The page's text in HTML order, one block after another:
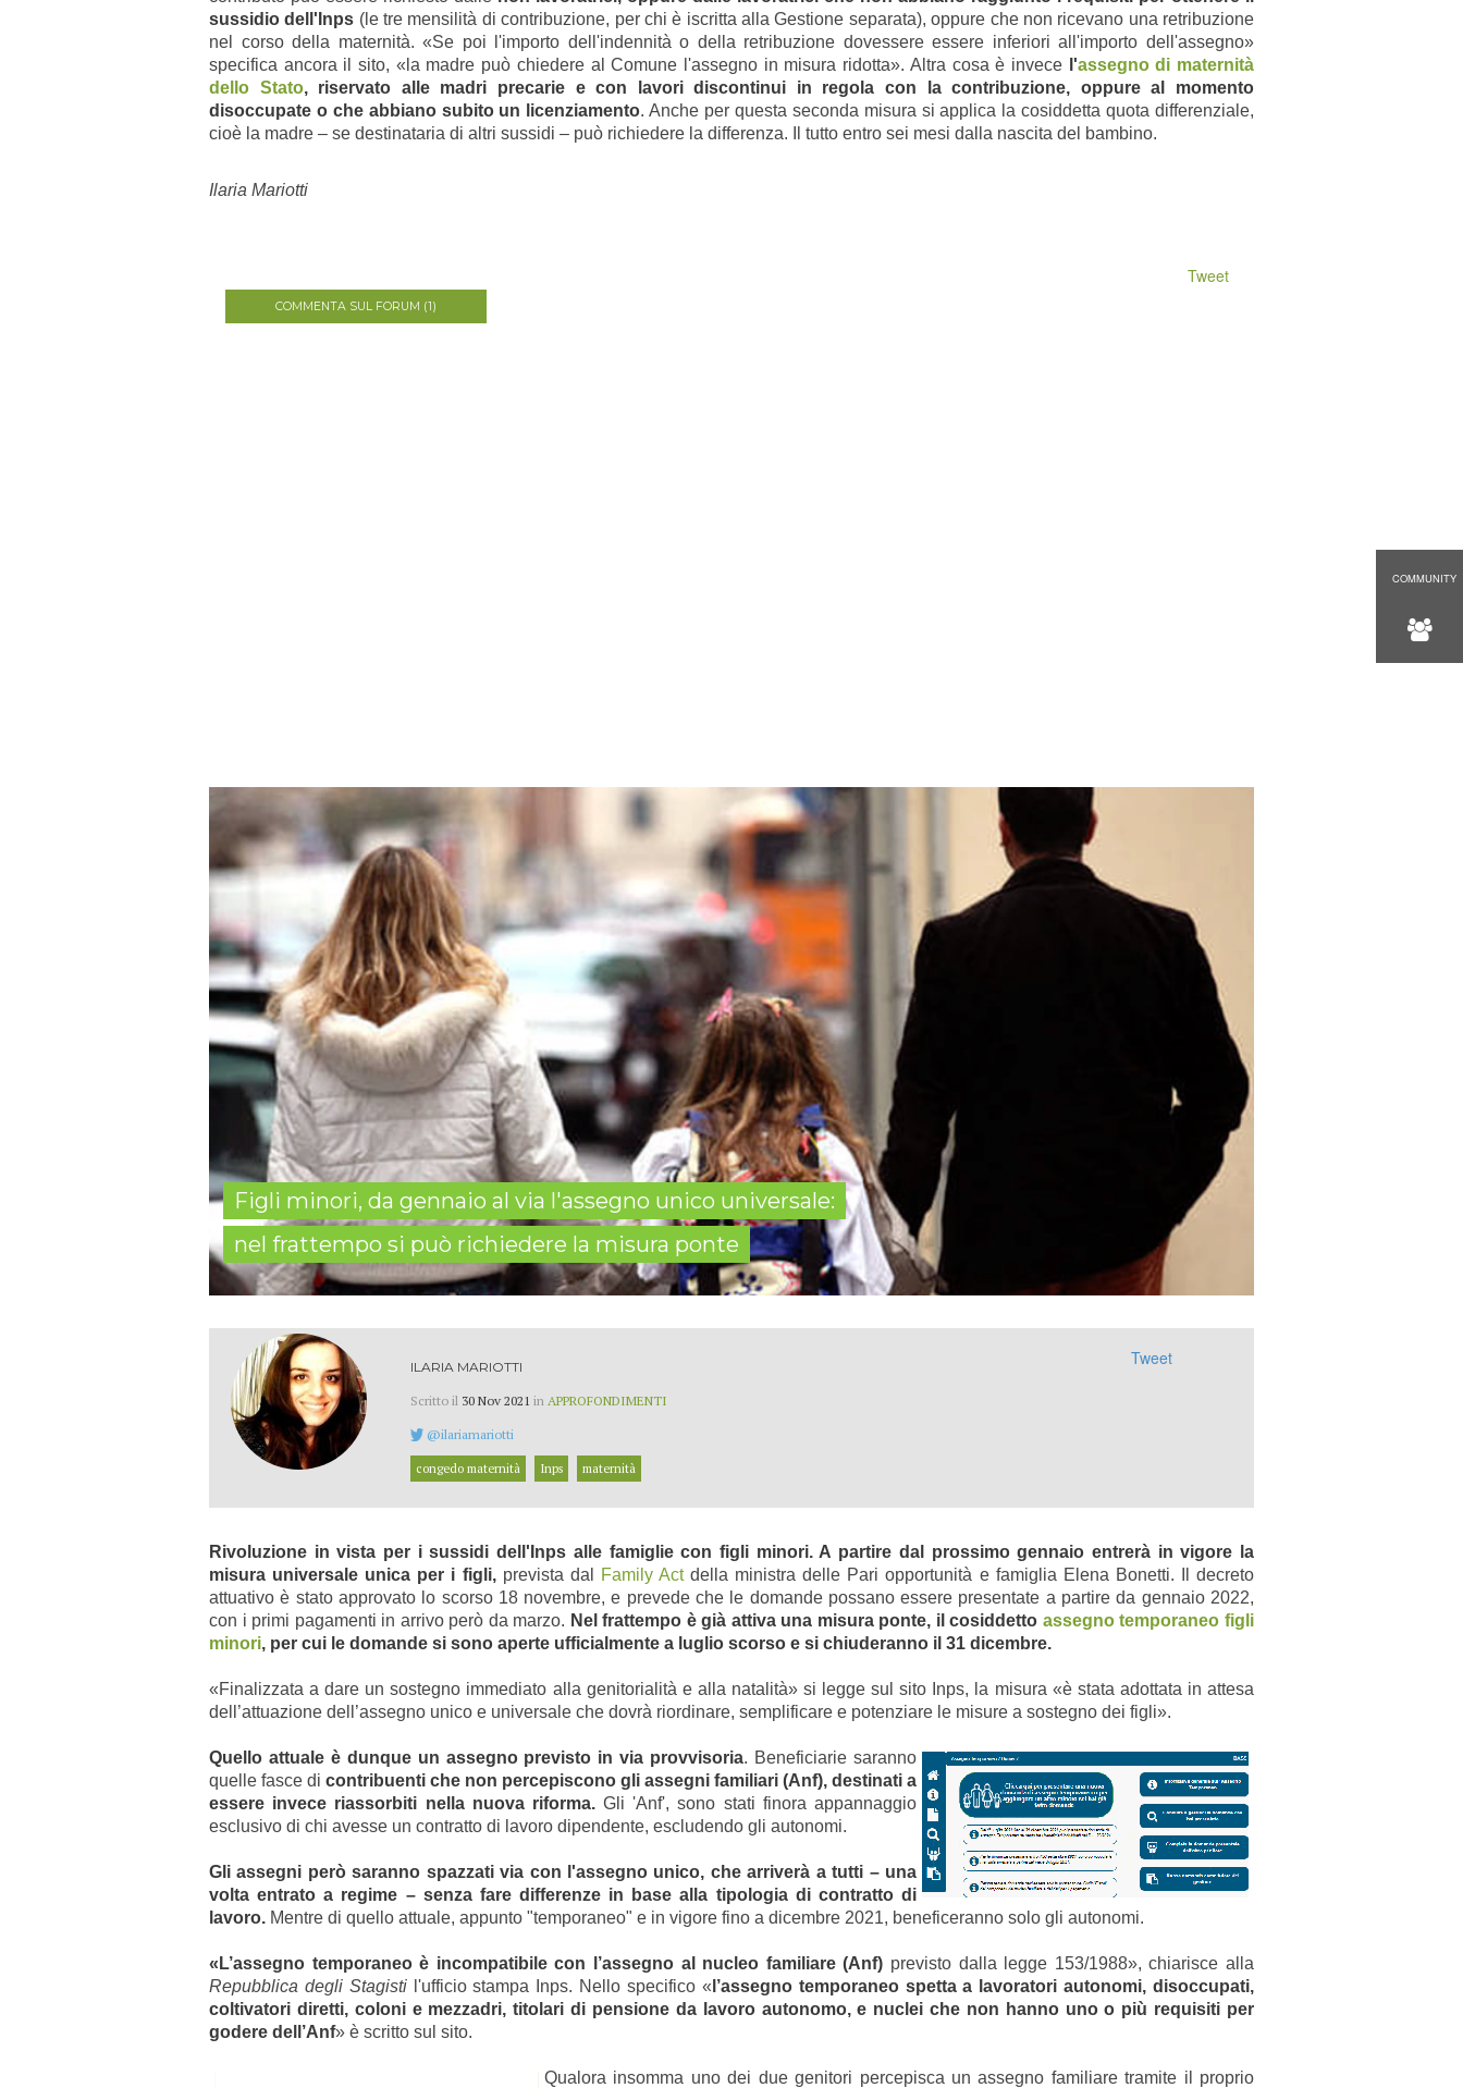
sussidio dell'Inps (le tre mensilità di contribuzione, per chi è iscritta alla Gestione separata), oppure che non ricevano una retribuzione
nel corso della maternità. «Se poi l'importo dell'indennità o della retribuzione dovessere essere inferiori all'importo dell'assegno»
specifica ancora il sito, «la madre può chiedere al Comune l'assegno in misura ridotta». Altra cosa è invece l'assegno di maternità
dello Stato, riservato alle madri precarie e con lavori discontinui in regola con la contribuzione, oppure al momento
disoccupate o che abbiano subito un licenziamento. Anche per questa seconda misura si applica la cosiddetta quota differenziale,
cioè la madre – se destinataria di altri sussidi – può richiedere la differenza. Il tutto entro sei mesi dalla nascita del bambino.
Ilaria Mariotti
COMMENTA SUL FORUM (1)
Tweet
COMMUNITY
Figli minori, da gennaio al via l'assegno unico universale:
nel frattempo si può richiedere la misura ponte
ILARIA MARIOTTI
Scritto il 30 Nov 2021 in APPROFONDIMENTI
@ilariamariotti
congedo maternità Inps maternità
Tweet
Rivoluzione in vista per i sussidi dell'Inps alle famiglie con figli minori. A partire dal prossimo gennaio entrerà in vigore la
misura universale unica per i figli,prevista dal Family Actdella ministra delle Pari opportunità e famiglia Elena Bonetti. Il decreto
attuativo è stato approvato lo scorso 18 novembre, e prevede che le domande possano essere presentate a partire da gennaio 2022,
con i primi pagamenti in arrivo però da marzo. Nel frattempo è già attiva una misura ponte, il cosiddetto assegno temporaneo figli
minori, per cui le domande si sono aperte ufficialmente a luglio scorso e si chiuderanno il 31 dicembre.
«Finalizzata a dare un sostegno immediato alla genitorialità e alla natalità» si legge sul sito Inps, la misura «è stata adottata in attesa
dell’attuazione dell’assegno unico e universale che dovrà riordinare, semplificare e potenziare le misure a sostegno dei figli».
Quello attuale è dunque un assegno previsto in via provvisoria. Beneficiarie saranno
quelle fasce di contribuenti che non percepiscono gli assegni familiari (Anf), destinati a
essere invece riassorbiti nella nuova riforma.Gli 'Anf', sono stati finora appannaggio
esclusivo di chi avesse un contratto di lavoro dipendente, escludendo gli autonomi.
Gli assegni però saranno spazzati via con l'assegno unico, che arriverà a tutti – una
volta entrato a regime – senza fare differenze in base alla tipologia di contratto di
lavoro. Mentre di quello attuale, appunto "temporaneo" e in vigore fino a dicembre 2021, beneficeranno solo gli autonomi.
«L’assegno temporaneo è incompatibile con l’assegno al nucleo familiare (Anf) previsto dalla legge 153/1988», chiarisce alla
Repubblica degli Stagisti l'ufficio stampa Inps. Nello specifico « l’assegno temporaneo spetta a lavoratori autonomi, disoccupati,
coltivatori diretti, coloni e mezzadri, titolari di pensione da lavoro autonomo, e nuclei che non hanno uno o più requisiti per
godere dell’Anf» è scritto sul sito.
Qualora insomma uno dei due genitori percepisca un assegno familiare tramite il proprio